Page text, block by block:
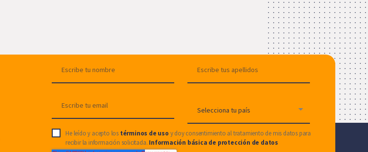
He leído y acepto los términos de uso y doy consentimiento al tratamiento de mis datos para
recibir la información solicitada. Información básica de protección de datos